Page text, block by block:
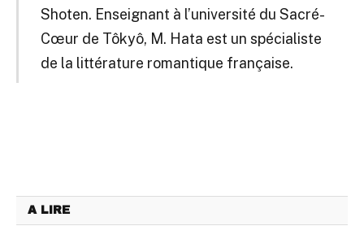
Shoten. Enseignant à l’université du Sacré-
Cœur de Tôkyô, M. Hata est un spécialiste
de la littérature romantique française.
A LIRE